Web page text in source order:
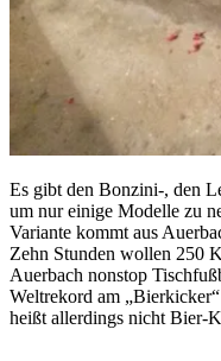
Es gibt den Bonzini-, den
um nur einige Modelle zu
Variante kommt aus
Zehn Stunden wollen 250
Auerbach nonstop
Weltrekord am
heißt allerdings nicht